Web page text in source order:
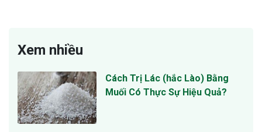
Xem nhiều
Cách Trị Lác (hắc Lào) Bằng
Muối Có Thực Sự Hiệu Quả?